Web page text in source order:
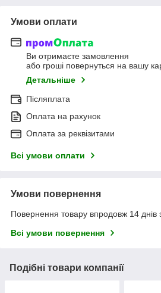
Умови оплати
Ви отримаєте замовлення
або гроші повернуться на вашу
Детальніше
Післяплата
Оплата на рахунок
Оплата за реквізитами
Всі умови оплати
Умови повернення
Повернення товару впродовж 14 днів
Всі умови повернення
Подібні товари компанії